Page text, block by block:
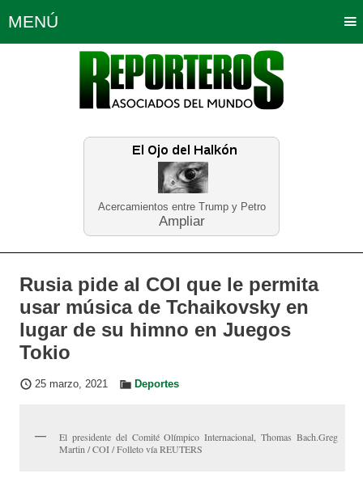
Acercamientos entre Trump y Petro
Ampliar
MENÚ
Política Opinión Bogotá
Planeta Tierra Deportes
Educación Neira
Rusia pide al COI que le permita
usar música de Tchaikovsky en
lugar de su himno en Juegos
Tokio
25 marzo, 2021 Deportes
El presidente del Comité Olímpico Internacional, Thomas Bach.Greg
Martin / COI / Folleto vía REUTERS